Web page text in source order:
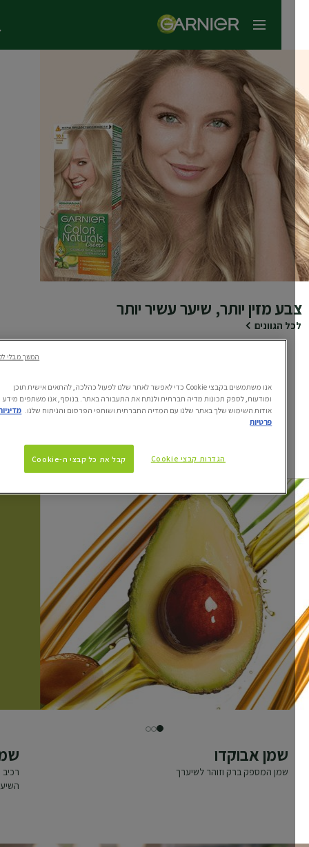
תפריט ראשי
מזין יותר, שיער עשיר יותר
הגוונים
עמוד הבית מותגים קולור נטורלס
שמן אבוקדו
שמן המספק ברק וזוהר לשיערך
שמן
רכיב
השיער
SLIDE 1
SLIDE 2
SLIDE 3
אנו משתמשים בקבצי Cookie כדי לאפשר לאתר שלנו לפעול כהלכה, להתאים אישית תוכן
ומודעות, לספק תכונות מדיה חברתית ולנתח את התעבורה באתר. בנוסף, אנו משתפים מידע
אודות השימוש שלך באתר שלנו עם המדיה החברתית ושותפי הפרסום והניתוח שלנו. מדיניות
פרטיות
הגדרות קבצי Cookie קבל את כל קבצי ה-Cookie
המשך מבלי לקבל